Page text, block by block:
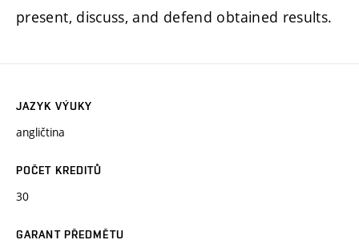
present, discuss, and defend obtained results.
JAZYK VÝUKY
angličtina
POČET KREDITŮ
30
GARANT PŘEDMĚTU